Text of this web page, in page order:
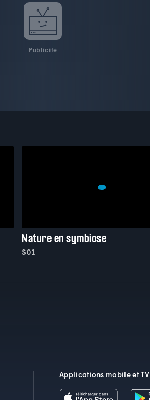
Publicité
Nature en symbiose
S01
Applications mobile et TV